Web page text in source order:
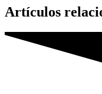
Artículos